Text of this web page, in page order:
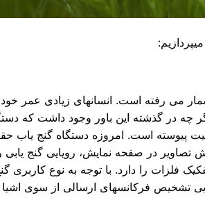
می رفته است. انسانهای زیادی عمر
چه در گذشته این باور وجود داشت که
پیوسته است. امروزه دستگاه گنج یاب
تصاویر در صفحه نمایش، رویایی گنج
فلزات را دارد. با توجه به نوع کاربری
تشخیص فرکانسهای ارسالی از سوی